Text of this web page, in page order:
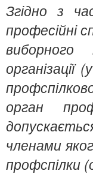
Згідно з
професійні
виборного
організації
орган
членами
профспілки